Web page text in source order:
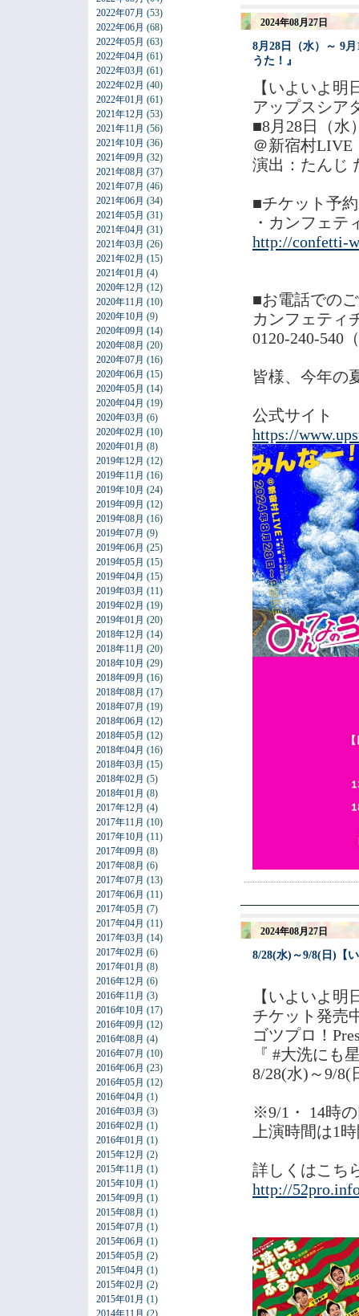
2022年07月 (53)
2022年06月 (68)
2022年05月 (63)
2022年04月 (61)
2022年03月 (61)
2022年02月 (40)
2022年01月 (61)
2021年12月 (53)
2021年11月 (56)
2021年10月 (36)
2021年09月 (32)
2021年08月 (37)
2021年07月 (46)
2021年06月 (34)
2021年05月 (31)
2021年04月 (31)
2021年03月 (26)
2021年02月 (15)
2021年01月 (4)
2020年12月 (12)
2020年11月 (10)
2020年10月 (9)
2020年09月 (14)
2020年08月 (20)
2020年07月 (16)
2020年06月 (15)
2020年05月 (14)
2020年04月 (19)
2020年03月 (6)
2020年02月 (10)
2020年01月 (8)
2019年12月 (12)
2019年11月 (16)
2019年10月 (24)
2019年09月 (12)
2019年08月 (16)
2019年07月 (9)
2019年06月 (25)
2019年05月 (15)
2019年04月 (15)
2019年03月 (11)
2019年02月 (19)
2019年01月 (20)
2018年12月 (14)
2018年11月 (20)
2018年10月 (29)
2018年09月 (16)
2018年08月 (17)
2018年07月 (19)
2018年06月 (12)
2018年05月 (12)
2018年04月 (16)
2018年03月 (15)
2018年02月 (5)
2018年01月 (8)
2017年12月 (4)
2017年11月 (10)
2017年10月 (11)
2017年09月 (8)
2017年08月 (6)
2017年07月 (13)
2017年06月 (11)
2017年05月 (7)
2017年04月 (11)
2017年03月 (14)
2017年02月 (6)
2017年01月 (8)
2016年12月 (6)
2016年11月 (3)
2016年10月 (17)
2016年09月 (12)
2016年08月 (4)
2016年07月 (10)
2016年06月 (23)
2016年05月 (12)
2016年04月 (1)
2016年03月 (3)
2016年02月 (1)
2016年01月 (1)
2015年12月 (2)
2015年11月 (1)
2015年10月 (1)
2015年09月 (1)
2015年08月 (1)
2015年07月 (1)
2015年06月 (1)
2015年05月 (2)
2015年04月 (1)
2015年02月 (2)
2015年01月 (1)
2014年11月 (2)
2024年08月27日
8月28日（水）～ 9
うた！』
【いよいよ
アップスシア
■8月28日（水
＠新宿村LIVE
演出：たんじ
■チケット予約
・カンフェテ
http://confetti-
■お電話での
カンフェティ
0120-240-540
皆様、今年の
公式サイト
https://
2024年08月27日
8/28(水)～9/8(日)【
【いよいよ
チケット発売
ゴツプロ！
『 #大洗に
8/28(水)～9/
※9/1・ 14時
上演時間は1
詳しくはこち
http://